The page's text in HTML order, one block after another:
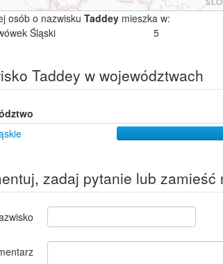
osób o nazwisku Taddey mieszka w:
Śląski
5
Taddey w województwach
zadaj pytanie lub zamieść